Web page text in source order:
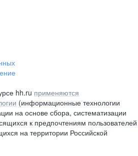
hh.ru применяются
(информационные технологии
на основе сбора, систематизации
к предпочтениям пользователей
на территории Российской